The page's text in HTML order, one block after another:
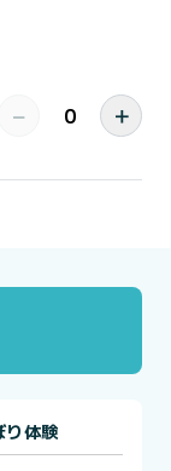
− ＋
り体験